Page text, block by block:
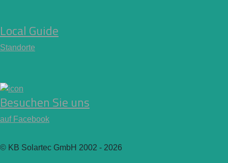
Local Guide
Standorte
Besuchen Sie uns
auf Facebook
© KB Solartec GmbH 2002 - 2026